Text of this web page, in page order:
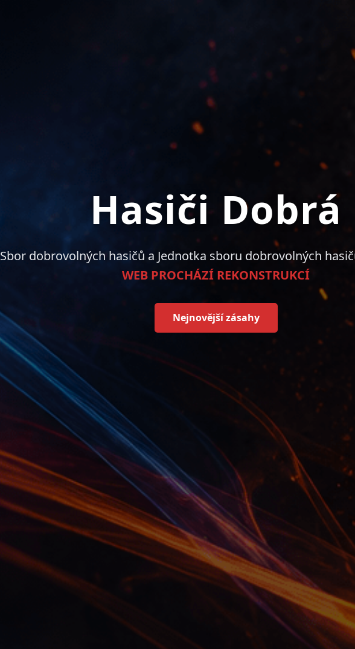
Hasiči Dobrá
Sbor dobrovolných hasičů a Jednotka sboru dobrovolných
WEB PROCHÁZÍ REKONSTRUKCÍ
Nejnovější zásahy